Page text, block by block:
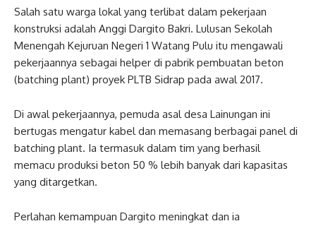
Salah satu warga lokal yang terlibat dalam pekerjaan
konstruksi adalah Anggi Dargito Bakri. Lulusan Sekolah
Menengah Kejuruan Negeri 1 Watang Pulu itu mengawali
pekerjaannya sebagai helper di pabrik pembuatan beton
(batching plant) proyek PLTB Sidrap pada awal 2017.
Di awal pekerjaannya, pemuda asal desa Lainungan ini
bertugas mengatur kabel dan memasang berbagai panel di
batching plant. Ia termasuk dalam tim yang berhasil
memacu produksi beton 50 % lebih banyak dari kapasitas
yang ditargetkan.
Perlahan kemampuan Dargito meningkat dan ia